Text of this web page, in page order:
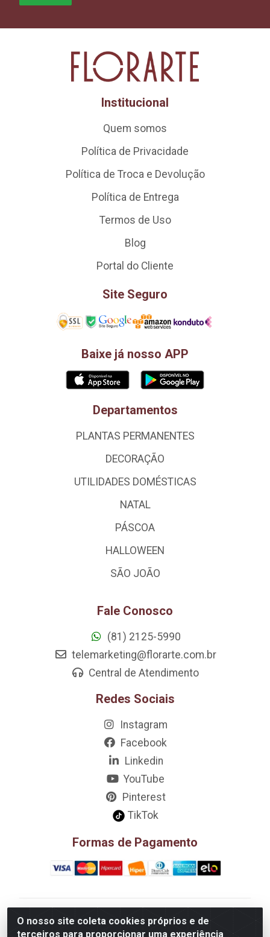
O nosso site coleta cookies próprios e de
terceiros para proporcionar uma experiência
Institucional
Quem somos
Política de Privacidade
Política de Troca e Devolução
Política de Entrega
Termos de Uso
Blog
Portal do Cliente
Site Seguro
Baixe já nosso APP
Departamentos
PLANTAS PERMANENTES
DECORAÇÃO
UTILIDADES DOMÉSTICAS
NATAL
PÁSCOA
HALLOWEEN
SÃO JOÃO
Fale Conosco
(81) 2125-5990
telemarketing@florarte.com.br
Central de Atendimento
Redes Sociais
Instagram
Facebook
Linkedin
YouTube
Pinterest
TikTok
Formas de Pagamento
D&A Decoração e Ambientação LTDA - Rua Riachão,
807 – 3A, 4A, 5A, 12A, 14A - Muribeca, Jaboatão dos